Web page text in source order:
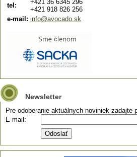
tel:
+421 36 6345 296
+421 918 826 256
e-mail: info@avocado.sk
Newsletter
Pre odoberanie aktuálnych noviniek zadajte
E-mail: